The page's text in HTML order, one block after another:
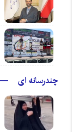
چندرسانه ای